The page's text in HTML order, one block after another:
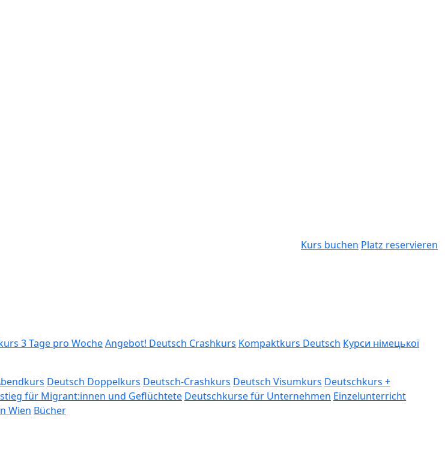
Kurs buchen Platz reservieren
3 Tage pro WocheAngebot! Deutsch Crashkurs Kompaktkurs Deutsch Курси німецької
Deutsch Doppelkurs Deutsch-Crashkurs Deutsch Visumkurs Deutschkurs +
für Migrant:innen und Geflüchtete Deutschkurse für Unternehmen Einzelunterricht
Wien Bücher